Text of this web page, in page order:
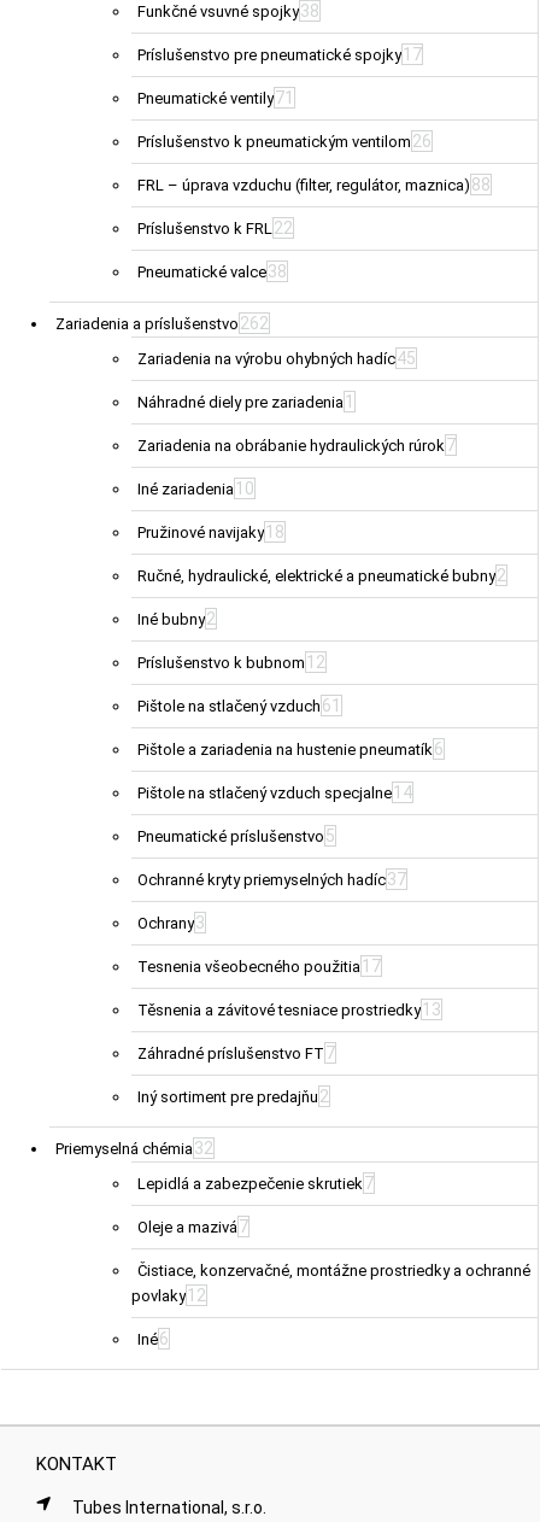
Funkčné vsuvné spojky38
Príslušenstvo pre pneumatické spojky 17
Pneumatické ventily71
Príslušenstvo k pneumatickým ventilom 26
FRL – úprava vzduchu (filter, regulátor, maznica) 88
Príslušenstvo k FRL22
Pneumatické valce38
Zariadenia a príslušenstvo 262
Zariadenia na výrobu ohybných hadíc45
Náhradné diely pre zariadenia 1
Zariadenia na obrábanie hydraulických rúrok7
Iné zariadenia 10
Pružinové navijaky 18
Ručné, hydraulické, elektrické a pneumatické bubny2
Iné bubny2
Príslušenstvo k bubnom 12
Pištole na stlačený vzduch 61
Pištole a zariadenia na hustenie pneumatík6
Pištole na stlačený vzduch specjalne 14
Pneumatické príslušenstvo 5
Ochranné kryty priemyselných hadíc37
Ochrany3
Tesnenia všeobecného použitia 17
Těsnenia a závitové tesniace prostriedky 13
Záhradné príslušenstvo FT 7
Iný sortiment pre predajňu 2
Priemyselná chémia32
Lepidlá a zabezpečenie skrutiek7
Oleje a mazivá7
Čistiace, konzervačné, montážne prostriedky a ochranné
povlaky 12
Iné6
KONTAKT
Tubes International, s.r.o.